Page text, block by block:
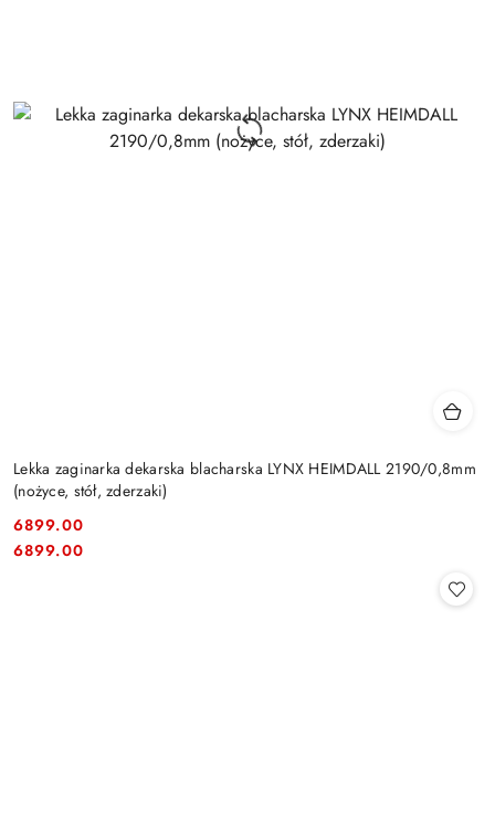
Lekka zaginarka dekarska blacharska LYNX HEIMDALL 2190/0,8mm
(nożyce, stół, zderzaki)
Cena:
6899.00
Cena:
6899.00